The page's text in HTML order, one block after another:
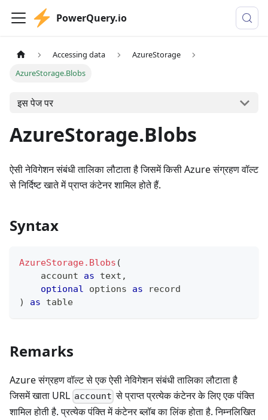
PowerQuery.io
Accessing data
AzureStorage
AzureStorage.Blobs
इस पेज पर
AzureStorage.Blobs
ऐसी नेविगेशन संबंधी तालिका लौटाता है जिसमें किसी Azure संग्रहण वॉल्ट
से निर्दिष्ट खाते में प्राप्त कंटेनर शामिल होते हैं.
Syntax
AzureStorage.Blobs (
    account
as text ,
optional options as
record
)
as table
Remarks
Azure संग्रहण वॉल्ट से एक ऐसी नेविगेशन संबंधी तालिका लौटाता है
जिसमें खाता URL account से प्राप्त प्रत्येक कंटेनर के लिए एक पंक्ति
शामिल होती है. प्रत्येक पंक्ति में कंटेनर ब्लॉब का लिंक होता है. निम्नलिखित